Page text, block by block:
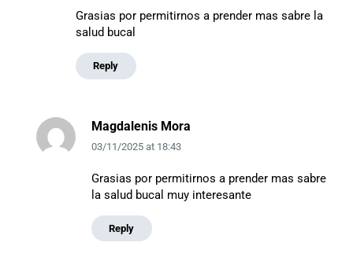
Grasias por permitirnos a prender mas sabre la
salud bucal
Reply
Magdalenis Mora
03/11/2025at 18:43
Grasias por permitirnos a prender mas sabre
la salud bucal muy interesante
Reply